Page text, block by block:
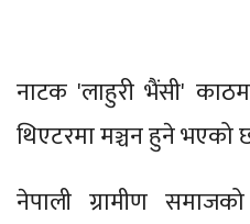
नाटक 'लाहुरी भैंसी'
थिएटरमा मञ्चन हुने भएको
नेपाली ग्रामीण